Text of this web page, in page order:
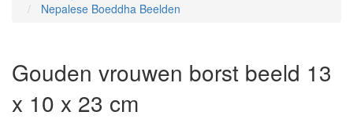
Nepalese Boeddha Beelden
Gouden vrouwen borst beeld 13
x 10 x 23 cm